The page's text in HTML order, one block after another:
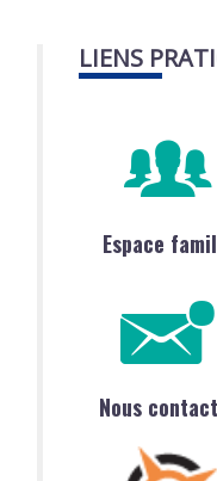
LIENS
Espace
Nous